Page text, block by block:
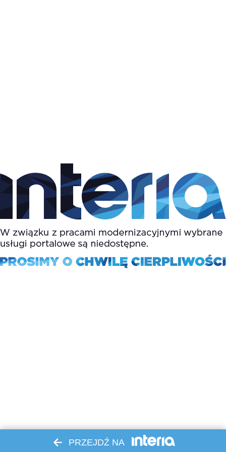
PRZEJDŹ NA